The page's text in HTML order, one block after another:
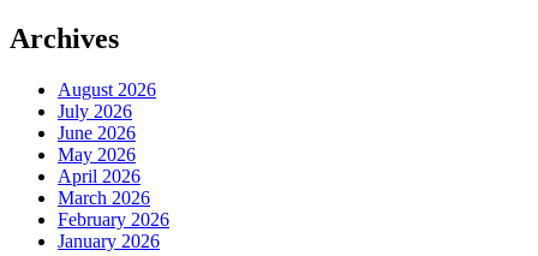
Archives
August 2026
July 2026
June 2026
May 2026
April 2026
March 2026
February 2026
January 2026